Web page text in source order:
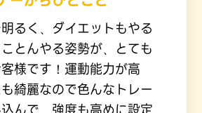
るく、ダイエットもやる
とんやる姿勢が、とても
様です！運動能力が高
綺麗なので色んなトレー